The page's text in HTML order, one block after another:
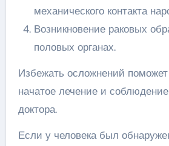
механического контакта
Возникновение раковых
половых органах.
Избежать осложнений
начатое лечение и
доктора.
Если у человека был